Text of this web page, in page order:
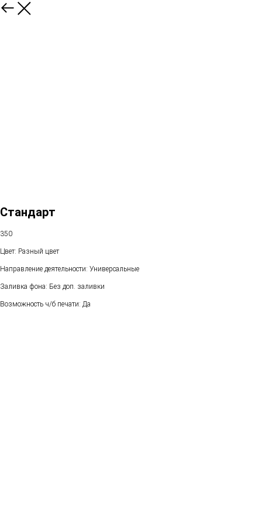
Стандарт
350
Цвет: Разный цвет
Направление деятельности: Универсальные
Заливка фона: Без доп. заливки
Возможность ч/б печати: Да